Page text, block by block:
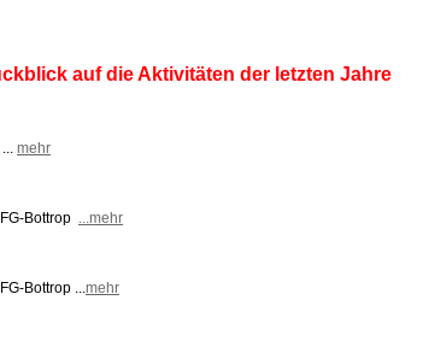
auf die Aktivitäten der letzten Jahre
mehr
Bottrop ...mehr
Bottrop ...mehr